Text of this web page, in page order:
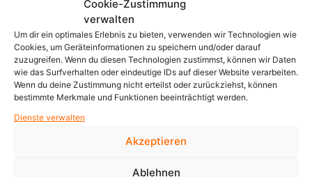
Cookie-Zustimmung
verwalten
Um dir ein optimales Erlebnis zu bieten, verwenden wir Technologien wie
Cookies, um Geräteinformationen zu speichern und/oder darauf
zuzugreifen. Wenn du diesen Technologien zustimmst, können wir Daten
wie das Surfverhalten oder eindeutige IDs auf dieser Website verarbeiten.
Wenn du deine Zustimmung nicht erteilst oder zurückziehst, können
bestimmte Merkmale und Funktionen beeinträchtigt werden.
Dienste verwalten
Akzeptieren
Ablehnen
hatten die Möglichkeit unsere Story
umzusetzen.